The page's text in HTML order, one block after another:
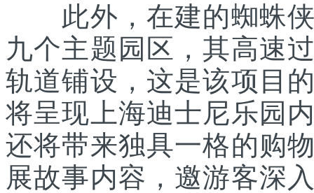
此外，在建的蜘蛛侠
九个主题园区，其高速
轨道铺设，这是该项目
将呈现上海迪士尼乐园
还将带来独具一格的购
展故事内容，邀游客深